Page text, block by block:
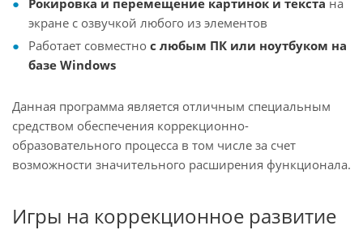
Рокировка и перемещение картинок и текста на
экране с озвучкой любого из элементов
Работает совместно с любым ПК или ноутбуком на
базе Windows
Данная программа является отличным специальным
средством обеспечения коррекционно-
образовательного процесса в том числе за счет
возможности значительного расширения функционала.
Игры на коррекционное развитие